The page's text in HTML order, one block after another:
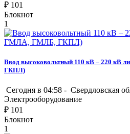
₽ 101
Блокнот
1
Ввод высоковольтный 110 кВ – 220
ГКПЛ)
Сегодня в 04:58 - Свердловская
Электрооборудование
₽ 101
Блокнот
1